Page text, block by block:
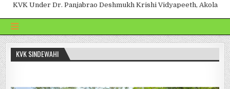
KVK Under Dr. Panjabrao Deshmukh Krishi Vidyapeeth, Akola
KVK SINDEWAHI